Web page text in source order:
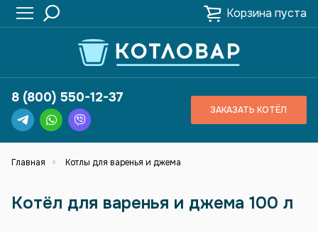
Корзина пуста
8 (800) 550-12-37
ЗАКАЗАТЬ КОТЁЛ
Главная Котлы для варенья и джема
Котёл для варенья и джема 100 л